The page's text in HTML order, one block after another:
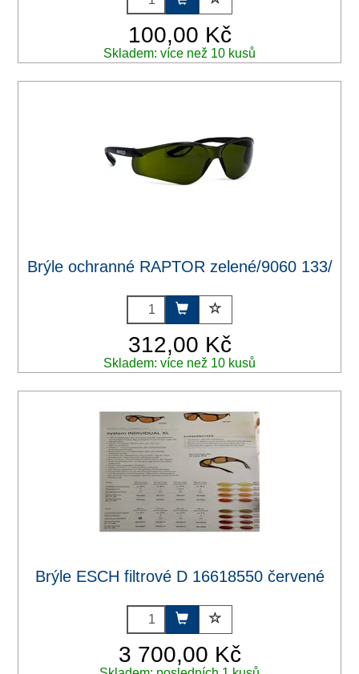
100,00 Kč
Skladem: více než 10 kusů
Brýle ochranné RAPTOR zelené/9060 133/
312,00 Kč
Skladem: více než 10 kusů
Brýle ESCH filtrové D 16618550 červené
3 700,00 Kč